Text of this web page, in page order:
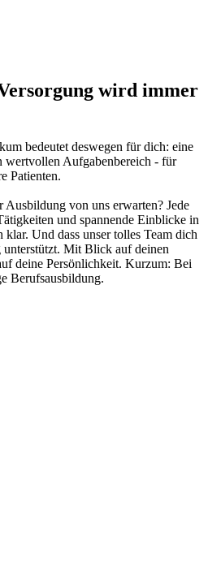
wird immer
bedeutet deswegen für dich: eine
wertvollen Aufgabenbereich - für
Patienten.
Ausbildung von uns erwarten? Jede
und spannende Einblicke in
Und dass unser tolles Team dich
Mit Blick auf deinen
deine Persönlichkeit. Kurzum: Bei
Berufsausbildung.